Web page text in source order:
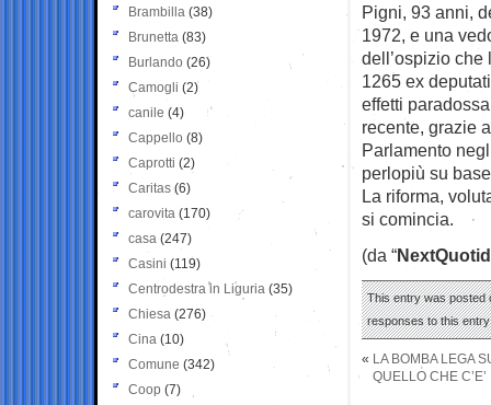
Pigni, 93 anni,
1972, e una
dell’ospizio che
1265 ex
effetti
recente, grazie
Parlamento
perlopiù su
La riforma,
si comincia.
(da “
This entry was posted
responses to this
« LA BOMBA LEGA
QUELLO CHE
Brambilla (38)
Brunetta (83)
Burlando (26)
Camogli (2)
canile (4)
Cappello (8)
Caprotti (2)
Caritas (6)
carovita (170)
casa (247)
Casini (119)
Centrodestra in Liguria (35)
Chiesa (276)
Cina (10)
Comune (342)
Coop (7)